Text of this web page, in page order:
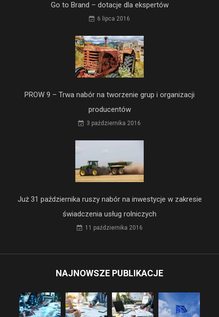
Go to Brand – dotacje dla ekspertów
6 lipca 2016
PROW 9 – Trwa nabór na tworzenie grup i organizacji
producentów
3 października 2016
Już 31 października ruszy nabór na inwestycje w zakresie
świadczenia usług rolniczych
11 października 2016
NAJNOWSZE PUBLIKACJE